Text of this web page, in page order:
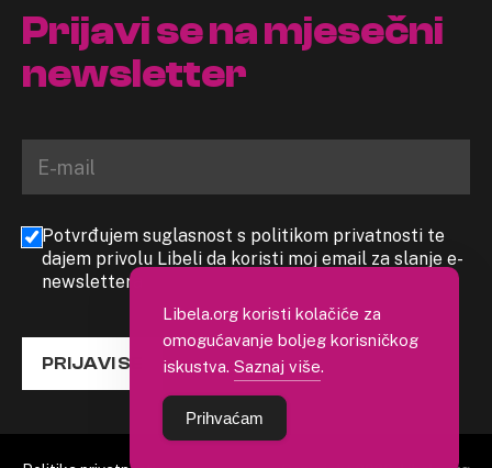
Prijavi se na mjesečni
newsletter
Potvrđujem suglasnost s politikom privatnosti te
dajem privolu Libeli da koristi moj email za slanje e-
newslettera
PRIJAVI SE
Libela.org koristi kolačiće za
omogućavanje boljeg korisničkog
iskustva. Saznaj više.
Prihvaćam